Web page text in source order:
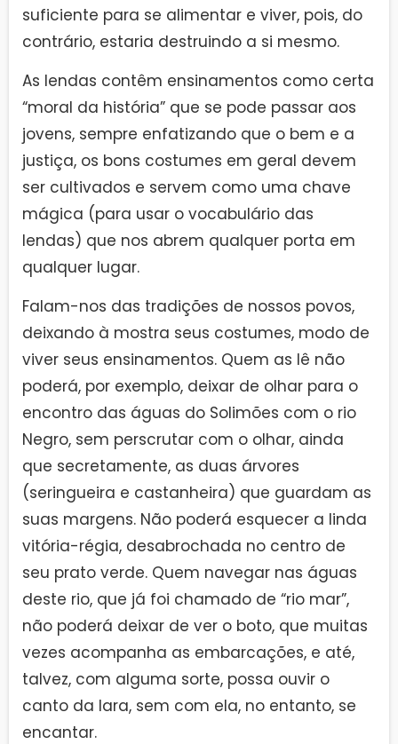
suficiente para se alimentar e viver, pois, do
contrário, estaria destruindo a si mesmo.
As lendas contêm ensinamentos como certa
“moral da história” que se pode passar aos
jovens, sempre enfatizando que o bem e a
justiça, os bons costumes em geral devem
ser cultivados e servem como uma chave
mágica (para usar o vocabulário das
lendas) que nos abrem qualquer porta em
qualquer lugar.
Falam-nos das tradições de nossos povos,
deixando à mostra seus costumes, modo de
viver seus ensinamentos. Quem as lê não
poderá, por exemplo, deixar de olhar para o
encontro das águas do Solimões com o rio
Negro, sem perscrutar com o olhar, ainda
que secretamente, as duas árvores
(seringueira e castanheira) que guardam as
suas margens. Não poderá esquecer a linda
vitória-régia, desabrochada no centro de
seu prato verde. Quem navegar nas águas
deste rio, que já foi chamado de “rio mar”,
não poderá deixar de ver o boto, que muitas
vezes acompanha as embarcações, e até,
talvez, com alguma sorte, possa ouvir o
canto da Iara, sem com ela, no entanto, se
encantar.